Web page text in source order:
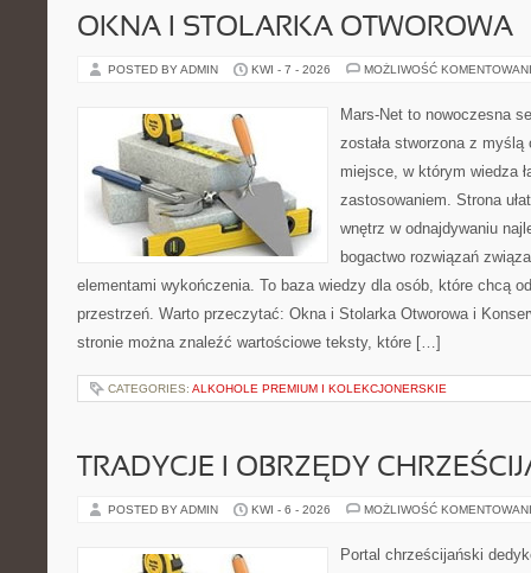
OKNA I STOLARKA OTWOROWA
POSTED BY ADMIN KWI - 7 - 2026 MOŻLIWOŚĆ
Mars-Net to nowoczesna
została stworzona z
miejsce, w którym wiedza
zastosowaniem. Strona
wnętrz w odnajdywaniu
bogactwo rozwiązań
elementami wykończenia. To baza wiedzy dla osób, które chcą
przestrzeń. Warto przeczytać: Okna i Stolarka Otworowa i
stronie można znaleźć wartościowe teksty, które […]
CATEGORIES: ALKOHOLE PREMIUM I KOLEKCJONERSKIE
TRADYCJE I OBRZĘDY
POSTED BY ADMIN KWI - 6 - 2026 MOŻLIWOŚĆ
Portal chrześcijański